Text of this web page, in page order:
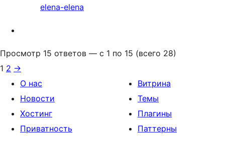
elena-elena
Просмотр 15 ответов — с 1 по 15 (всего 28)
1 2 →
О нас
Новости
Хостинг
Приватность
Витрина
Темы
Плагины
Паттерны